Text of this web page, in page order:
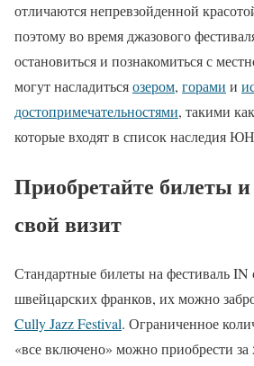
отличаются непревзойденной
поэтому во время джазового
остановиться и познакомиться с
могут насладитьсяозером, горами и
достопримечательностями, такими
которые входят в список наследия
Приобретайте билеты
свой визит
Стандартные билеты на фестиваль IN
швейцарских франков, их можно
Cully Jazz Festival. Ограниченное
«все включено» можно приобрести